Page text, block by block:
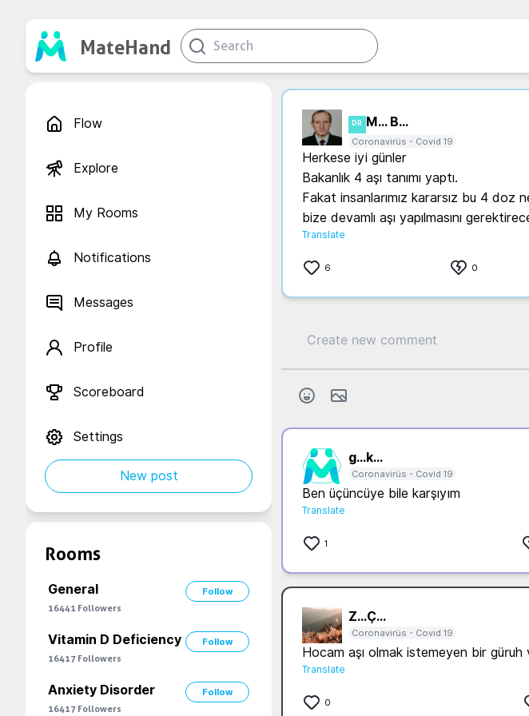
MateHand
Flow
Explore
My Rooms
Notifications
Messages
Profile
Scoreboard
Settings
New post
Rooms
General
Follow
16441 Followers
Vitamin D Deficiency
Follow
16417 Followers
Anxiety Disorder
Follow
16417 Followers
DR M... B...
Coronavirüs - Covid 19
Herkese iyi günler
Bakanlık 4 aşı tanımı yaptı.
Fakat insanlarımız kararsız bu 4 doz
bize devamlı aşı yapılmasını
Translate
6 0
g...k...
Coronavirüs - Covid 19
Ben üçüncüye bile karşıyım
Translate
1
Z...Ç...
Coronavirüs - Covid 19
Hocam aşı olmak istemeyen bir
Translate
0